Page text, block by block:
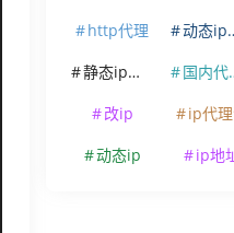
http代理
动态ip代理
静态ip代理
国内代理ip
改ip
ip代
动态ip
ip地